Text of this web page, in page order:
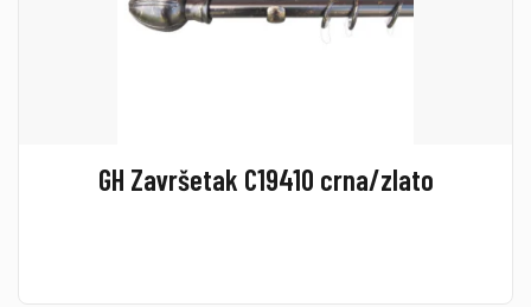
GH Završetak C19410 crna/zlato